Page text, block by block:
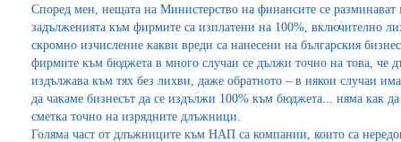
Според мен, нещата на Министерство на финансите се разминават
задълженията към фирмите са изплатени на 100%, включително
скромно изчисление какви вреди са нанесени на българския
фирмите към бюджета в много случаи се дължи точно на това, че
издължава към тях без лихви, даже обратното – в някои случаи
да чакаме бизнесът да се издължи 100% към бюджета... няма как
сметка точно на изрядните длъжници.
Голяма част от длъжниците към НАП са компании, които са